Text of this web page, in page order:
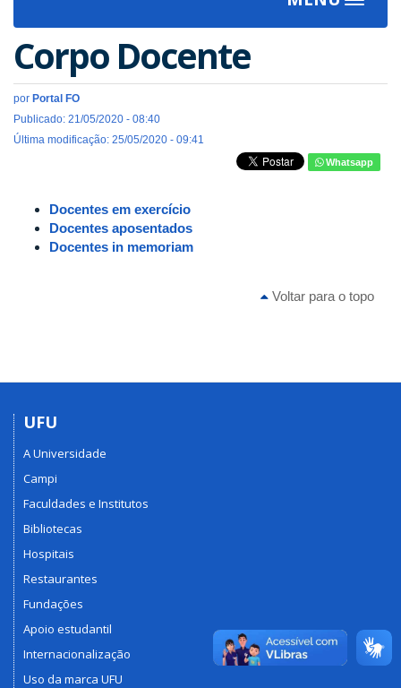
Corpo Docente
por Portal FO
Publicado: 21/05/2020 - 08:40
Última modificação: 25/05/2020 - 09:41
Whatsapp
Docentes em exercício
Docentes aposentados
Docentes in memoriam
Voltar para o topo
UFU
A Universidade
Campi
Faculdades e Institutos
Bibliotecas
Hospitais
Restaurantes
Fundações
Apoio estudantil
Internacionalização
Uso da marca UFU